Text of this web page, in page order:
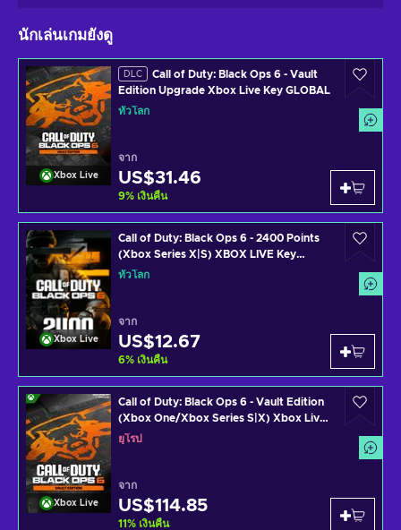
นักเล่นเกมยังดู
Xbox Live
DLC
Call of Duty: Black Ops 6 - Vault
Edition Upgrade Xbox Live Key GLOBAL
ทั่วโลก
จาก
US$31.46
9% เงินคืน
Xbox Live
Call of Duty: Black Ops 6 - 2400 Points
(Xbox Series X|S) XBOX LIVE Key
GLOBAL
ทั่วโลก
จาก
US$12.67
6% เงินคืน
Xbox Live
Call of Duty: Black Ops 6 - Vault Edition
(Xbox One/Xbox Series S|X) Xbox Live
Key EUROPE
ยุโรป
จาก
US$114.85
11% เงินคืน